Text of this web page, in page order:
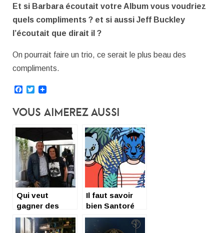
Et si Barbara écoutait votre Album vous voudriez
quels compliments ? et si aussi Jeff Buckley
l’écoutait que dirait il ?
On pourrait faire un trio, ce serait le plus beau des
compliments.
Facebook
Twitter
Vous Aimerez Aussi
Qui veut
gagner des
Marillion ?
Il faut savoir
bien Santoré